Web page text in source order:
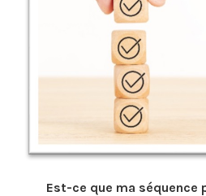
Est-ce que ma séquence